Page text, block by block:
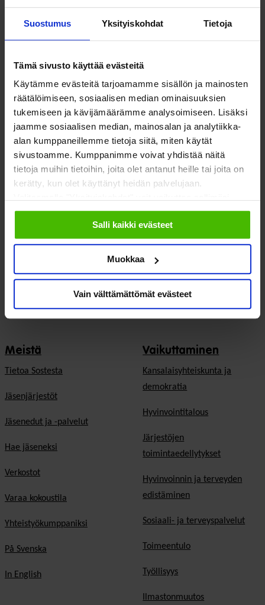
Suostumus Yksityiskohdat Tietoja
Tämä sivusto käyttää evästeitä
Käytämme evästeitä tarjoamamme sisällön ja mainosten
räätälöimiseen, sosiaalisen median ominaisuuksien
tukemiseen ja kävijämäärämme analysoimiseen. Lisäksi
jaamme sosiaalisen median, mainosalan ja analytiikka-
alan kumppaneillemme tietoja siitä, miten käytät
sivustoamme. Kumppanimme voivat yhdistää näitä
tietoja muihin tietoihin, joita olet antanut heille tai joita on
kerätty, kun olet käyttänyt heidän palvelujaan.
evästeisiin.
Salli kaikki evästeet
Muokkaa
Vain välttämättömät evästeet
Lisätietoja
Outi Majanen
erityisasiantuntija
outi.majanen@soste.fi
SOSTE Suomen sosiaali ja terveys ry
Yliopistonkatu 5
00100 Helsinki
Meistä
Tietoa Sostesta
Jäsenjärjestöt
Jäsenedut ja -palvelut
Hae jäseneksi
Verkostot
Varaa kokoustila
Yhteistyökumppaniksi
På Svenska
In English
Vaikuttaminen
Kansalaisyhteiskunta ja
demokratia
Hyvinvointitalous
Järjestöjen
toimintaedellytykset
Hyvinvoinnin ja terveyden
edistäminen
Sosiaali- ja terveyspalvelut
Toimeentulo
Työllisyys
Ilmastonmuutos